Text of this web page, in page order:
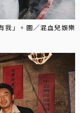
我」。圖／混血兒娛樂